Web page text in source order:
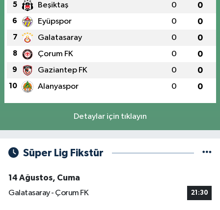
5 Beşiktaş 0 0
6 Eyüpspor 0 0
7 Galatasaray 0 0
8 Çorum FK 0 0
9 Gaziantep FK 0 0
10 Alanyaspor 0 0
Detaylar için tıklayın
Süper Lig Fikstür
14 Ağustos, Cuma
Galatasaray - Çorum FK
21:30